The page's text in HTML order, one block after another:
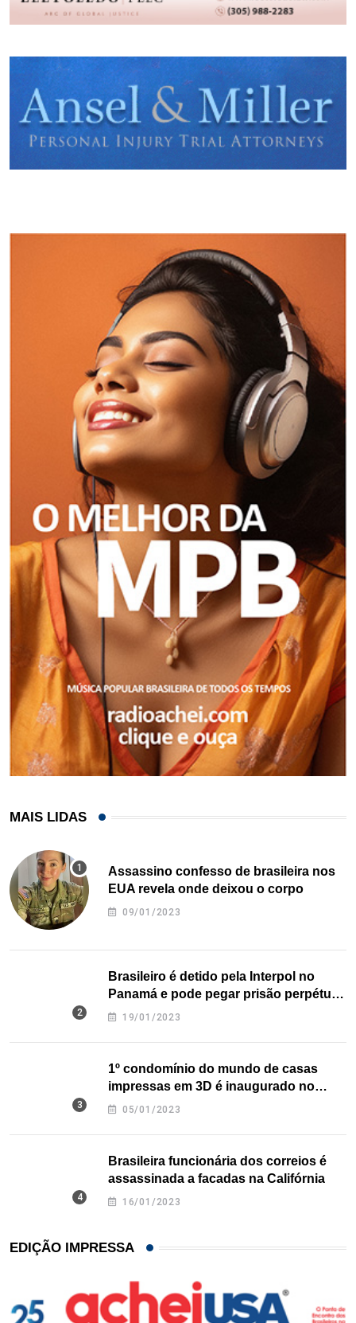
MAIS LIDAS
Assassino confesso de brasileira nos
EUA revela onde deixou o corpo
09/01/2023
Brasileiro é detido pela Interpol no
Panamá e pode pegar prisão perpétua
nos EUA
19/01/2023
1º condomínio do mundo de casas
impressas em 3D é inaugurado no
Texas
05/01/2023
Brasileira funcionária dos correios é
assassinada a facadas na Califórnia
16/01/2023
EDIÇÃO IMPRESSA